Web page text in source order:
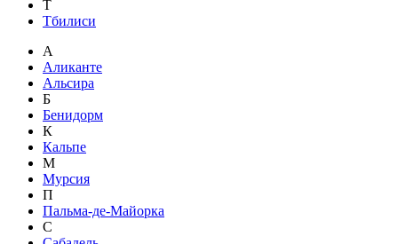
Т
Тбилиси
А
Аликанте
Альсира
Б
Бенидорм
К
Кальпе
М
Мурсия
П
Пальма-де-Майорка
С